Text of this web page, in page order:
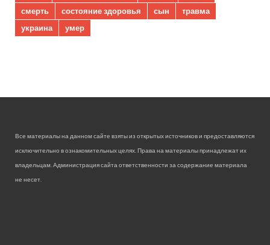
смерть
состояние здоровья сын
травма
украина
умер
Все материалы на данном сайте взяты из открытых источников и предоставляются
исключительно в ознакомительных целях. Права на материалы принадлежат их
владельцам. Администрация сайта ответственности за содержание материала
не несет.